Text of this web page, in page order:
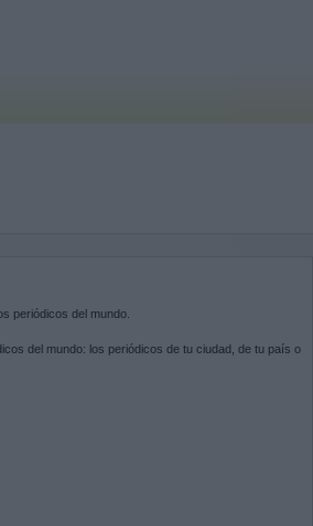
periódicos del mundo.
del mundo: los periódicos de tu ciudad, de tu país o